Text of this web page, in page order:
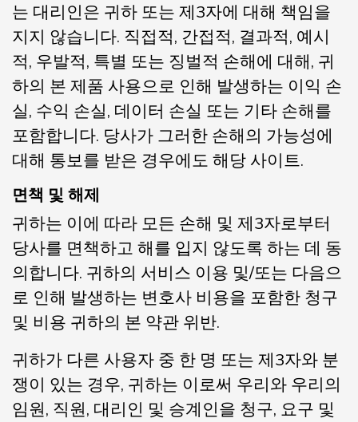
는 대리인은 귀하 또는 제3자에 대해 책임을
지지 않습니다. 직접적, 간접적, 결과적, 예시
적, 우발적, 특별 또는 징벌적 손해에 대해, 귀
하의 본 제품 사용으로 인해 발생하는 이익 손
실, 수익 손실, 데이터 손실 또는 기타 손해를
포함합니다. 당사가 그러한 손해의 가능성에
대해 통보를 받은 경우에도 해당 사이트.
면책 및 해제
귀하는 이에 따라 모든 손해 및 제3자로부터
당사를 면책하고 해를 입지 않도록 하는 데 동
의합니다. 귀하의 서비스 이용 및/또는 다음으
로 인해 발생하는 변호사 비용을 포함한 청구
및 비용 귀하의 본 약관 위반.
귀하가 다른 사용자 중 한 명 또는 제3자와 분
쟁이 있는 경우, 귀하는 이로써 우리와 우리의
임원, 직원, 대리인 및 승계인을 청구, 요구 및